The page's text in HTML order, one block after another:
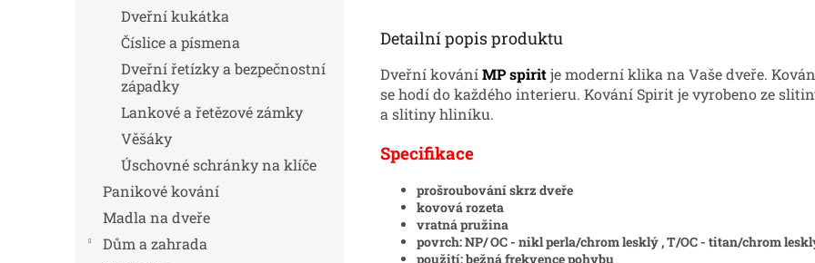
Dveřní kukátka
Číslice a písmena
Dveřní řetízky a bezpečnostní
západky
Lankové a řetězové zámky
Věšáky
Úschovné schránky na klíče
Panikové kování
Madla na dveře
Dům a zahrada
Detailní popis produktu
Dveřní kováníMP spiritje moderní klika na Vaše dveře.
se hodí do každého interieru. Kování Spirit je vyrobeno ze
a slitiny hliníku.
Specifikace
prošroubování skrz dveře
kovová rozeta
vratná pružina
povrch: NP/ OC - nikl perla/chrom lesklý , T/OC - titan/chrom
použití: bežná frekvence pohybu